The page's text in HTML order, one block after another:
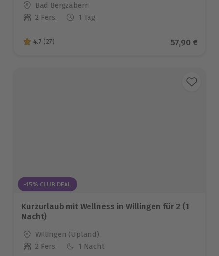
Standort
Bad Bergzabern
Anzahl der Teilnehmer
2 Pers. 1 Tag
4.7 von 5 Sternen basierend auf 27 Bewertungen
4.7 (27) Aktueller
57,90 €
-15% CLUB DEAL
Kurzurlaub mit Wellness in Willingen für 2 (1
Nacht)
Standort
Willingen (Upland)
Anzahl der Teilnehmer
2 Pers. 1 Nacht